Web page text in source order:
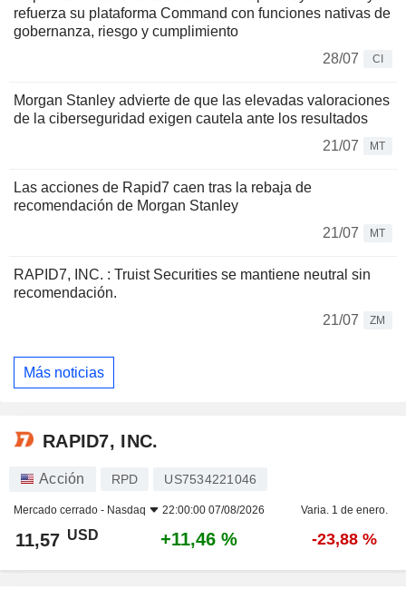
refuerza su plataforma Command con funciones nativas de
gobernanza, riesgo y cumplimiento
28/07
CI
Morgan Stanley advierte de que las elevadas valoraciones
de la ciberseguridad exigen cautela ante los resultados
21/07
MT
Las acciones de Rapid7 caen tras la rebaja de
recomendación de Morgan Stanley
21/07
MT
RAPID7, INC. : Truist Securities se mantiene neutral sin
recomendación.
21/07
ZM
Más noticias
RAPID7, INC.
Acción RPD US7534221046
Mercado cerrado - Nasdaq 22:00:00 07/08/2026 Varia. 1 de enero.
11,57 USD +11,46 % -23,88 %